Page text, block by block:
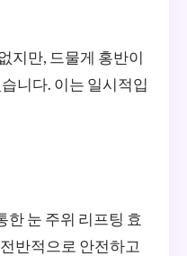
지만, 드물게 홍반이
니다. 이는 일시적입
한 눈 주위 리프팅 효
반적으로 안전하고